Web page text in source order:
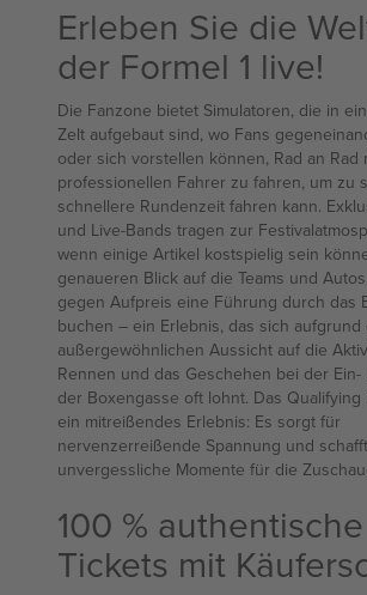
Erleben Sie die
der Formel 1 live!
Die Fanzone bietet Simulatoren, die in
Zelt aufgebaut sind, wo Fans
oder sich vorstellen können, Rad an Rad
professionellen Fahrer zu fahren, um zu
schnellere Rundenzeit fahren kann.
und Live-Bands tragen zur
wenn einige Artikel kostspielig sein
genaueren Blick auf die Teams und
gegen Aufpreis eine Führung durch das
buchen – ein Erlebnis, das sich aufgrund
außergewöhnlichen Aussicht auf die
Rennen und das Geschehen bei der
der Boxengasse oft lohnt. Das
ein mitreißendes Erlebnis: Es sorgt für
nervenzerreißende Spannung und schafft
unvergessliche Momente für die
100 % authentische
Tickets mit